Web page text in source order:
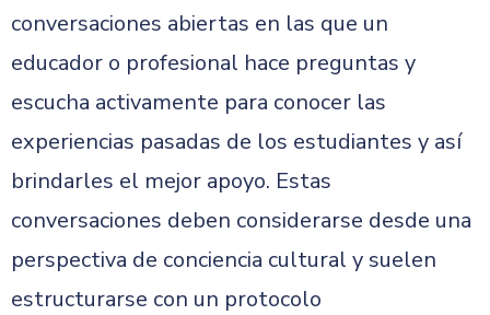
conversaciones abiertas en las que un
educador o profesional hace preguntas y
escucha activamente para conocer las
experiencias pasadas de los estudiantes y así
brindarles el mejor apoyo. Estas
conversaciones deben considerarse desde una
perspectiva de conciencia cultural y suelen
estructurarse con un protocolo